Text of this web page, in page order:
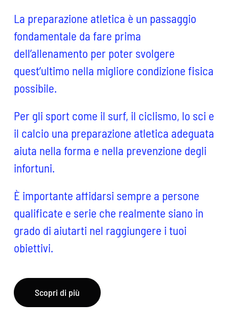
La preparazione atletica è un passaggio
fondamentale da fare prima
dell’allenamento per poter svolgere
quest’ultimo nella migliore condizione fisica
possibile.
Per gli sport come il surf, il ciclismo, lo sci e
il calcio una preparazione atletica adeguata
aiuta nella forma e nella prevenzione degli
infortuni.
È importante affidarsi sempre a persone
qualificate e serie che realmente siano in
grado di aiutarti nel raggiungere i tuoi
obiettivi.
Scopri di più